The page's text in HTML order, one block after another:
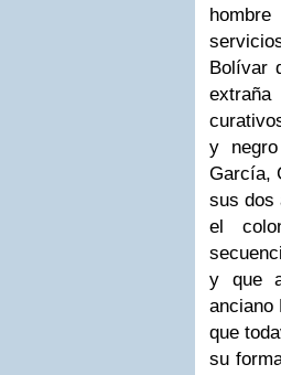
Bolívar
extraña
y
García,
sus dos
el
y que
anciano
que
su